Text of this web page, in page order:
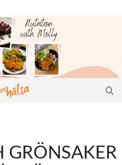
GRÖNSAKER